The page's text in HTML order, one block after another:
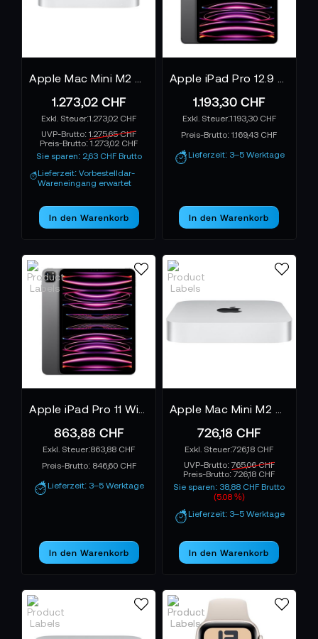
aus Technik Kunst erschafft.
1.273,02 CHF
1.273,02 CHF
UVP-Brutto:1.275,65 CHF
Preis-Brutto:1.273,02 CHF
Sie sparen: 2,63 CHF Brutto
Lieferzeit: Vorbestelldar-
Wareneingang erwartet
In den Warenkorb
1.193,30 CHF
1.193,30 CHF
Preis-Brutto:1.169,43 CHF
Lieferzeit: 3–5 Werktage
In den Warenkorb
863,88 CHF
863,88 CHF
Preis-Brutto: 846,60 CHF
Lieferzeit: 3–5 Werktage
In den Warenkorb
726,18 CHF
726,18 CHF
UVP-Brutto: 765,06 CHF
Preis-Brutto:726,18 CHF
Sie sparen: 38,88 CHF Brutto
(5.08 %)
Lieferzeit: 3–5 Werktage
In den Warenkorb